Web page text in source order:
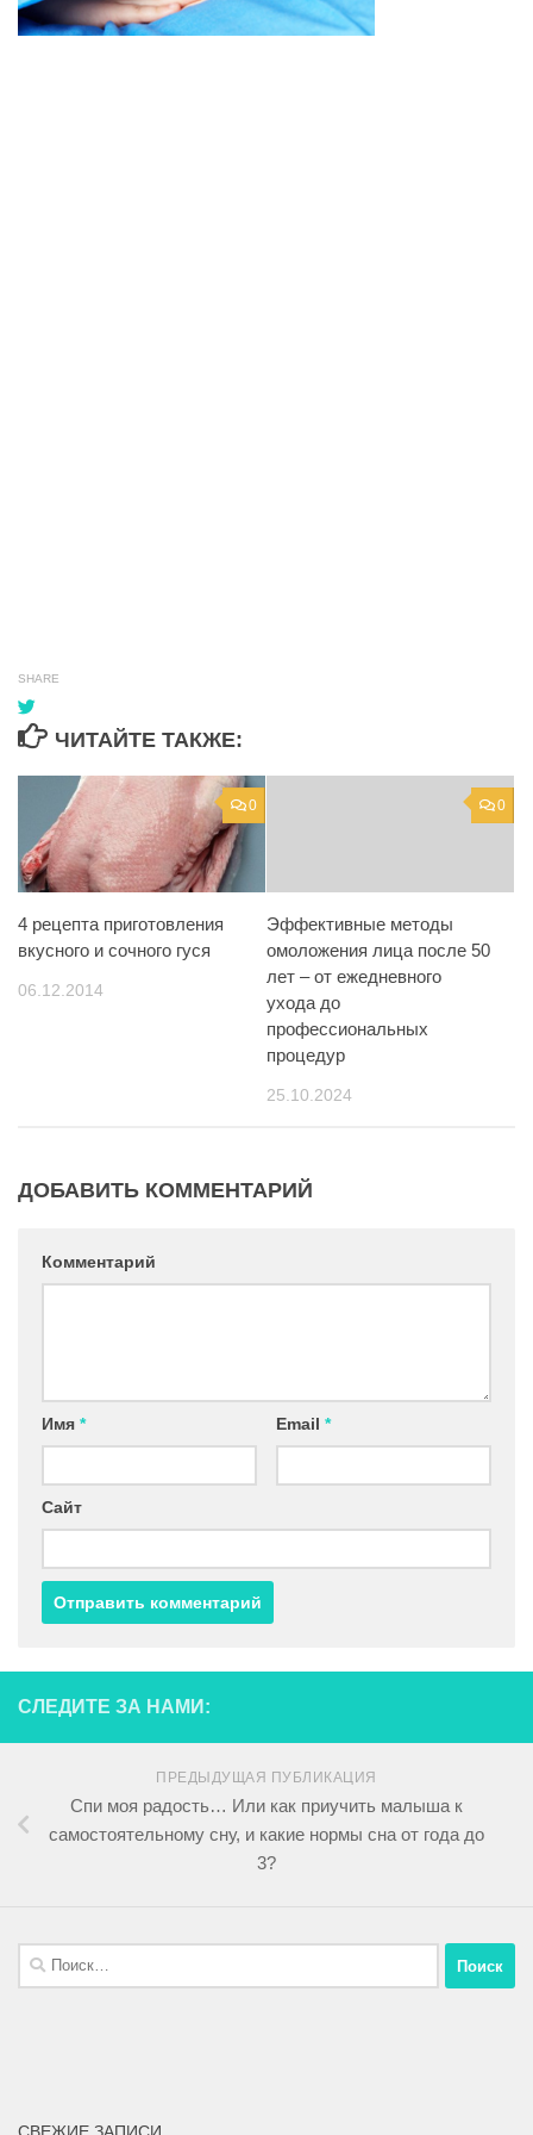
SHARE
ЧИТАЙТЕ ТАКЖЕ:
0
4 рецепта приготовления
вкусного и сочного гуся
06.12.2014
0
Эффективные методы
омоложения лица после 50
лет – от ежедневного
ухода до
профессиональных
процедур
25.10.2024
ДОБАВИТЬ КОММЕНТАРИЙ
Комментарий
Имя * Email *
Сайт
СЛЕДИТЕ ЗА НАМИ:
ПРЕДЫДУЩАЯ ПУБЛИКАЦИЯ
Спи моя радость… Или как приучить малыша к
самостоятельному сну, и какие нормы сна от года до
3?